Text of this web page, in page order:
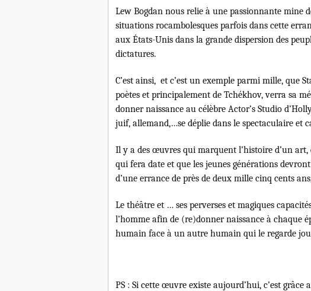
Lew Bogdan nous relie à une passionnante mine
situations rocambolesques parfois dans cette
aux États-Unis dans la grande dispersion des
dictatures.
C’est ainsi, et c’est un exemple parmi mille, que
poètes et principalement de Tchékhov, verra sa
donner naissance au célèbre Actor’s Studio
juif, allemand,…se déplie dans le spectaculaire et
Il y a des œuvres qui marquent l’histoire d’un
qui fera date et que les jeunes générations
d’une errance de près de deux mille cinq cents
Le théâtre et … ses perverses et magiques
l’homme afin de (re)donner naissance à chaque
humain face à un autre humain qui le regarde
PS : Si cette œuvre existe aujourd’hui, c’est